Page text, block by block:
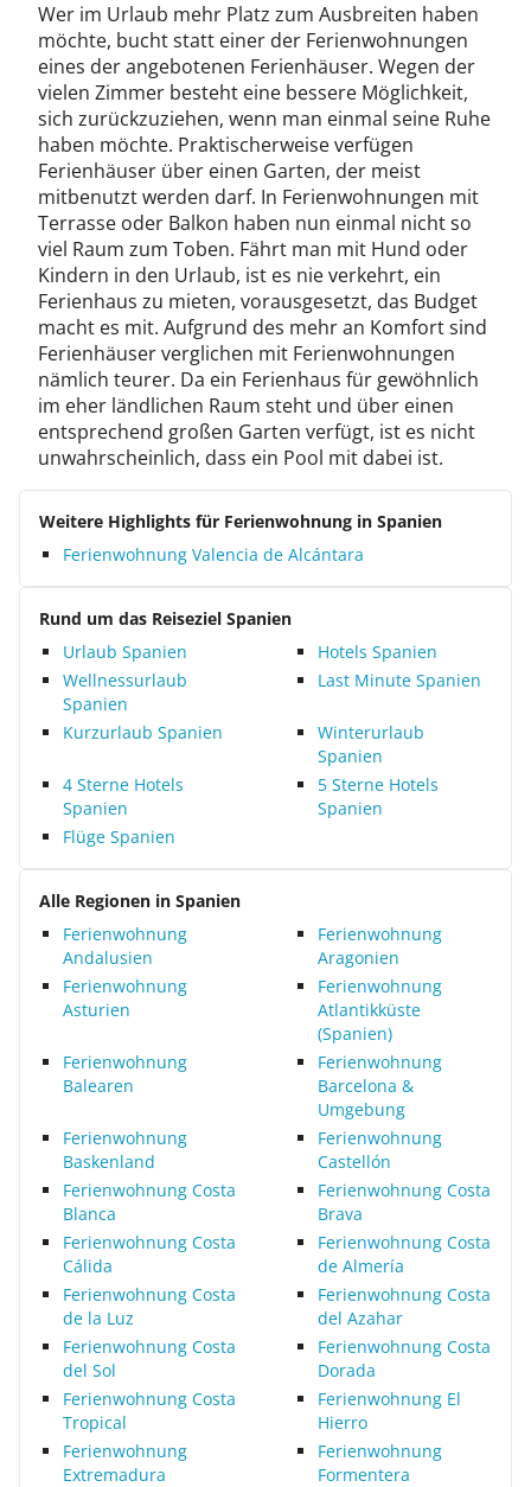
Wer im Urlaub mehr Platz zum Ausbreiten haben
möchte, bucht statt einer der Ferienwohnungen
eines der angebotenen Ferienhäuser. Wegen der
vielen Zimmer besteht eine bessere Möglichkeit,
sich zurückzuziehen, wenn man einmal seine Ruhe
haben möchte. Praktischerweise verfügen
Ferienhäuser über einen Garten, der meist
mitbenutzt werden darf. In Ferienwohnungen mit
Terrasse oder Balkon haben nun einmal nicht so
viel Raum zum Toben. Fährt man mit Hund oder
Kindern in den Urlaub, ist es nie verkehrt, ein
Ferienhaus zu mieten, vorausgesetzt, das Budget
macht es mit. Aufgrund des mehr an Komfort sind
Ferienhäuser verglichen mit Ferienwohnungen
nämlich teurer. Da ein Ferienhaus für gewöhnlich
im eher ländlichen Raum steht und über einen
entsprechend großen Garten verfügt, ist es nicht
unwahrscheinlich, dass ein Pool mit dabei ist.
Weitere Highlights für Ferienwohnung in Spanien
Ferienwohnung Valencia de Alcántara
Rund um das Reiseziel Spanien
Urlaub Spanien
Hotels Spanien
Wellnessurlaub
Spanien
Last Minute Spanien
Kurzurlaub Spanien
Winterurlaub
Spanien
4 Sterne Hotels
Spanien
5 Sterne Hotels
Spanien
Flüge Spanien
Alle Regionen in Spanien
Ferienwohnung
Andalusien
Ferienwohnung
Aragonien
Ferienwohnung
Asturien
Ferienwohnung
Atlantikküste
(Spanien)
Ferienwohnung
Balearen
Ferienwohnung
Barcelona &
Umgebung
Ferienwohnung
Baskenland
Ferienwohnung
Castellón
Ferienwohnung Costa
Blanca
Ferienwohnung Costa
Brava
Ferienwohnung Costa
Cálida
Ferienwohnung Costa
de Almería
Ferienwohnung Costa
de la Luz
Ferienwohnung Costa
del Azahar
Ferienwohnung Costa
del Sol
Ferienwohnung Costa
Dorada
Ferienwohnung Costa
Tropical
Ferienwohnung El
Hierro
Ferienwohnung
Extremadura
Ferienwohnung
Formentera